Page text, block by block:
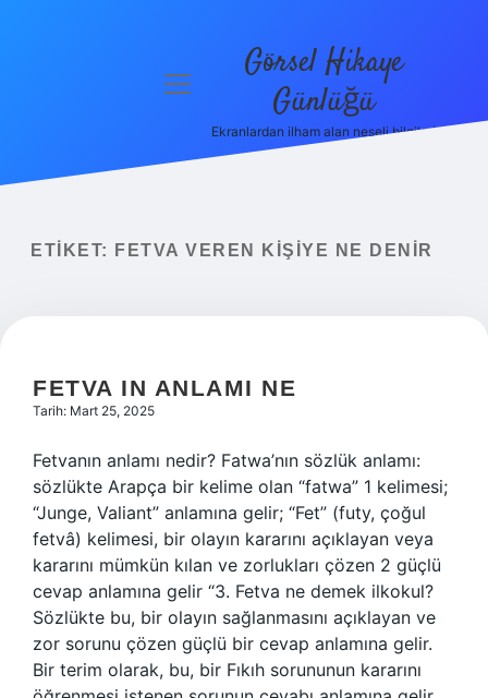
menüyü
Görsel Hikaye
Günlüğü
Ekranlardan ilham alan neşeli bilgiler!
ETIKET: FETVA VEREN KIŞIYE NE DENIR
FETVA IN ANLAMI NE
Tarih: Mart 25, 2025
Fetvanın anlamı nedir? Fatwa’nın sözlük anlamı:
sözlükte Arapça bir kelime olan “fatwa” 1 kelimesi;
“Junge, Valiant” anlamına gelir; “Fet” (futy, çoğul
fetvâ) kelimesi, bir olayın kararını açıklayan veya
kararını mümkün kılan ve zorlukları çözen 2 güçlü
cevap anlamına gelir “3. Fetva ne demek ilkokul?
Sözlükte bu, bir olayın sağlanmasını açıklayan ve
zor sorunu çözen güçlü bir cevap anlamına gelir.
Bir terim olarak, bu, bir Fıkıh sorununun kararını